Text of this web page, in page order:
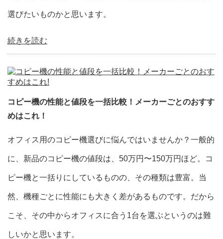
選びたいものかと思います。
続きを読む
コピー機の性能と値段を一括比較！メーカーごとのおすす
めはこれ！
オフィス用のコピー機選びに悩んではいませんか？一般的
に、新品のコピー機の値段は、50万円〜150万円ほど。コ
ピー機と一括りにしているものの、その種類は豊富。当
然、機種ごとに性能にも大きく差があるものです。だから
こそ、その中からオフィスに合う1台を選ぶというのは難
しいかと思います。